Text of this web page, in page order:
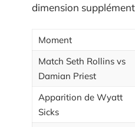
dimension
Moment
Match Seth Rollins vs
Damian Priest
Apparition de Wyatt
Sicks